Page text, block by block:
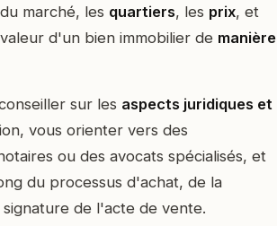
du marché, les quartiers, les prix, et
d'un bien immobilier de manière
sur les aspects juridiques et
vous orienter vers des
ou des avocats spécialisés, et
du processus d'achat, de la
de l'acte de vente.